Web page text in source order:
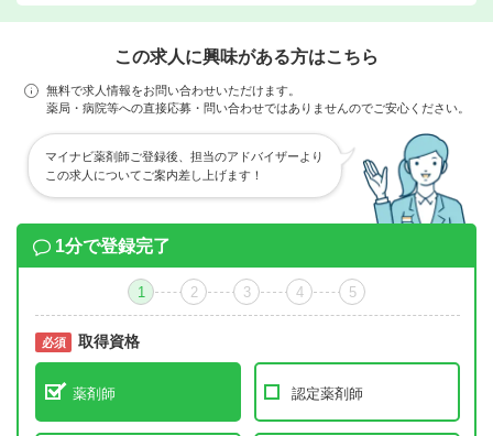
この求人に興味がある方はこちら
無料で求人情報をお問い合わせいただけます。
薬局・病院等への直接応募・問い合わせではありませんのでご安心ください。
マイナビ薬剤師ご登録後、担当のアドバイザーより
この求人についてご案内差し上げます！
1分で登録完了
1 2 3 4 5
必須 取得資格
薬剤師 認定薬剤師